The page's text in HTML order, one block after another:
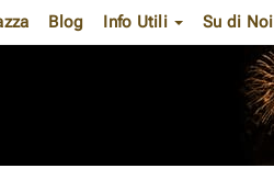
Blog Info Utili Su di Noi